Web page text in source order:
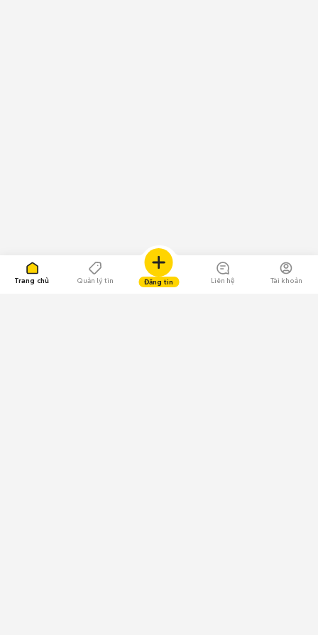
Trang chủ Quản lý tin Đăng tin Liên hệ Tài khoản